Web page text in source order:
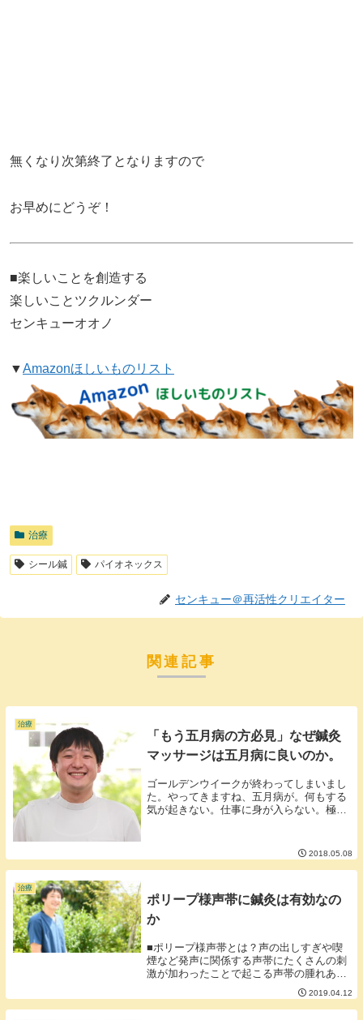
無くなり次第終了となりますので
お早めにどうぞ！
■楽しいことを創造する
楽しいことツクルンダー
センキューオオノ
▼Amazonほしいものリスト
治療
シール鍼 パイオネックス
センキュー＠再活性クリエイター
関連記事
治療
「もう五月病の方必見」なぜ鍼灸
マッサージは五月病に良いのか。
ゴールデンウイークが終わってしまいまし
た。やってきますね、五月病が。何もする
気が起きない。仕事に身が入らない。極度
サージがとても五月病の症状にいいとされ
ています。何...
2018.05.08
治療
ポリープ様声帯に鍼灸は有効なの
か
■ポリープ様声帯とは？声の出しすぎや喫
煙など発声に関係する声帯にたくさんの刺
激が加わったことで起こる声帯の腫れあが
りのことです。・のどがかれて声が出しづ
らい・呼吸がしづらいと言った症状があり
ます。■鍼灸で治るの？残念ながら難しい
2019.04.12